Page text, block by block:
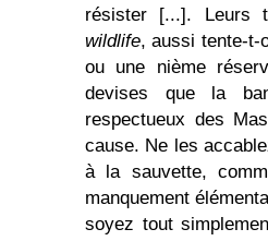
résister [...]. Leurs
wildlife, aussi tente-t-
ou une nième
devises que la
respectueux des
cause. Ne les
à la sauvette,
manquement
soyez tout